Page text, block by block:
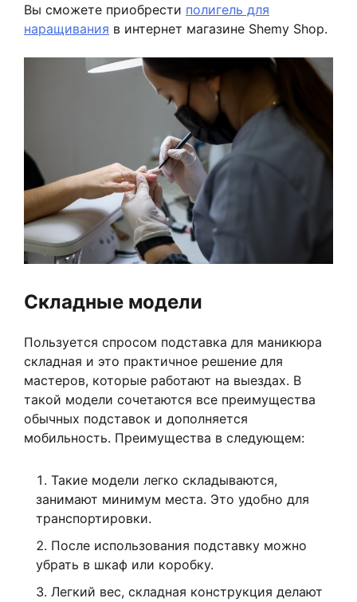
Вы сможете приобрести полигель для
наращивания в интернет магазине Shemy Shop.
Складные модели
Пользуется спросом подставка для маникюра
складная и это практичное решение для
мастеров, которые работают на выездах. В
такой модели сочетаются все преимущества
обычных подставок и дополняется
мобильность. Преимущества в следующем:
Такие модели легко складываются,
занимают минимум места. Это удобно для
транспортировки.
После использования подставку можно
убрать в шкаф или коробку.
Легкий вес, складная конструкция делают